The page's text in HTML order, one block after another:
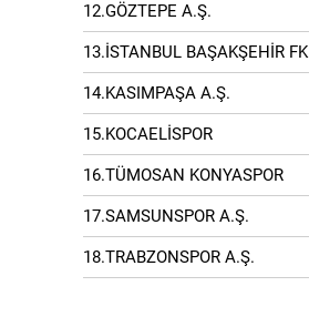
12.GÖZTEPE A.Ş.
13.İSTANBUL BAŞAKŞEHİR FK
14.KASIMPAŞA A.Ş.
15.KOCAELİSPOR
16.TÜMOSAN KONYASPOR
17.SAMSUNSPOR A.Ş.
18.TRABZONSPOR A.Ş.